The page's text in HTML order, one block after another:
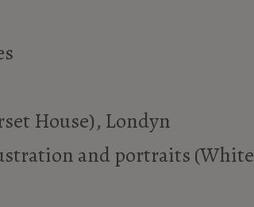
House), Londyn
and portraits (White